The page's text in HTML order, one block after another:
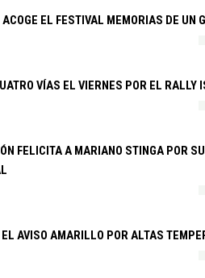
EL FESTIVAL MEMORIAS DE UN
VÍAS EL VIERNES POR EL RALLY
FELICITA A MARIANO STINGA POR
AVISO AMARILLO POR ALTAS